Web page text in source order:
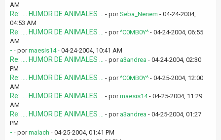
AM
Re: .... HUMOR DE ANIMALES ... - porSeba_Nenem - 04-24-2004,
04:53 AM
Re: .... HUMOR DE ANIMALES ... - por^C0MB0Y^ - 04-24-2004, 06:55
AM
- - pormaesis14- 04-24-2004, 10:41 AM
Re: .... HUMOR DE ANIMALES ... - por a3andrea - 04-24-2004, 02:30
PM
Re: .... HUMOR DE ANIMALES ... - por^C0MB0Y^ - 04-25-2004, 12:00
AM
Re: .... HUMOR DE ANIMALES ... - pormaesis14- 04-25-2004, 11:29
AM
Re: .... HUMOR DE ANIMALES ... - por a3andrea - 04-25-2004, 01:27
PM
- - pormalach - 04-25-2004, 01:41 PM